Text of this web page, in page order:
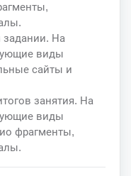
На
виды
сайты и
занятия. На
виды
фрагменты,